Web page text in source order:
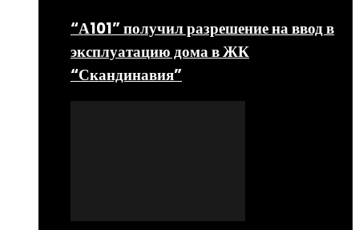
“А101” получил разрешение на ввод в
эксплуатацию дома в ЖК
“Скандинавия”